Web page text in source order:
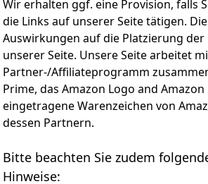
Design macht es leicht: Filterkorb
Gartenschlauch abspülen – schon
[ Klare LED-Statusanzeige ] Eine
den Betriebszustand stets
Wird geladen；Blau leuchtend: In
leuchtend: Akku leer / Ladung
[ Lieferumfang & Garantie ]
(mit integriertem Filterkorb) x 1,
Modul x 1, Bedienungsanleitung x 1.
stehen wir Ihnen jederzeit zur
des kabellosen Poolroboters entfernt
Verschmutzungen wie Blätter,
Kieselsteine. Der große 2-Liter-
mühelos auf, das bedeutet weniger
Der Korb ist zudem leicht zu
Kabellos & 90 Minuten Akku:
Kabeln! Unser Poolsauger Akku
Minuten und reinigt pro Ladung
m². Genießen Sie Ihre Wochenenden
erledigt. Mehr Zeit für
der Poolpflege
Wir erhalten ggf. eine Provision, falls
die Links auf unserer Seite tätigen.
Auswirkungen auf die Platzierung
unserer Seite. Unsere Seite arbeitet
Partner-/Affiliateprogramm
Prime, das Amazon Logo and
eingetragene Warenzeichen von
dessen Partnern.
Bitte beachten Sie zudem
Hinweise: